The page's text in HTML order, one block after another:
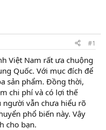
#1
Việt Nam rất ưa chuộng
Quốc. Với mục đích để
sản phẩm. Đồng thời,
chi phí và có lợi thế
người vẫn chưa hiểu rõ
phổ biến này. Vậy
cho bạn.